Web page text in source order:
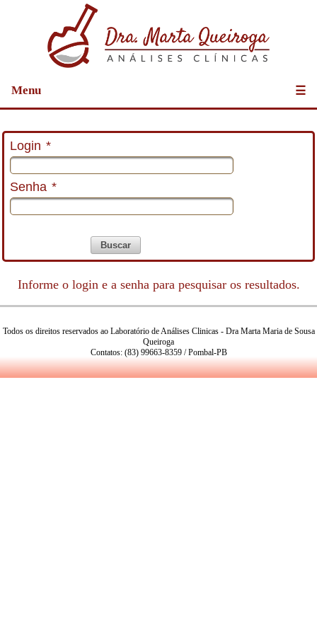
Menu ☰
Login *
Senha *
Buscar
Informe o login e a senha para pesquisar os resultados.
Todos os direitos reservados ao Laboratório de Análises Clinicas - Dra Marta Maria de Sousa
Queiroga
Contatos: (83) 99663-8359 / Pombal-PB